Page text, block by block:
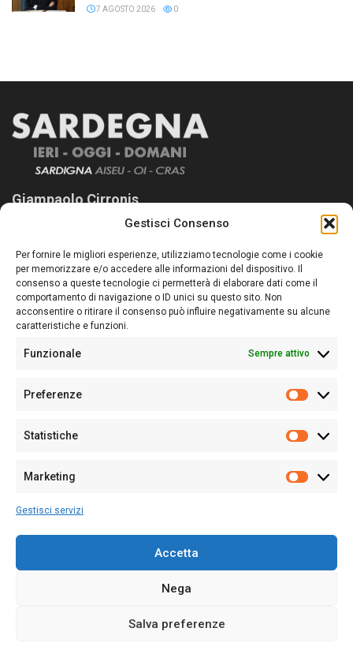
Gestisci Consenso
Per fornire le migliori esperienze, utilizziamo tecnologie come i cookie
per memorizzare e/o accedere alle informazioni del dispositivo. Il
consenso a queste tecnologie ci permetterà di elaborare dati come il
comportamento di navigazione o ID unici su questo sito. Non
acconsentire o ritirare il consenso può influire negativamente su alcune
caratteristiche e funzioni.
Funzionale Sempre attivo
Preferenze
Statistiche
Marketing
Gestisci servizi
Accetta
Nega
Salva preferenze
7 AGOSTO 2026 0
Giampaolo Cirronis
Sardegna Ieri-Oggi-Domani nasce per informare “liberamente” i
lettori su quanto accade in Sardegna, con un occhio rivolto al
nostro passato e, soprattutto, al nostro futuro
Follow Us
Sede:Via Cristoforo Colombo 09013 Carbonia
Partita IVA02270380922
128/2020 del 10/02/2020
Per la Pubblicità:
Sardegna Ieri-Oggi-Domani- Tutti i diritti sono riservati -